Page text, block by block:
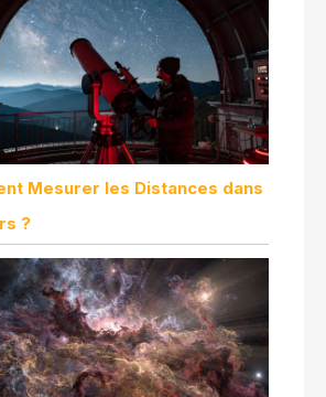
Mesurer les Distances dans
?